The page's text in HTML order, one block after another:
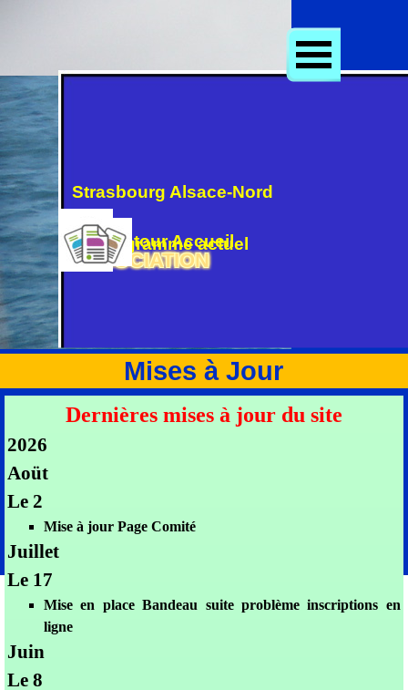
Sauter le menu
ASSOCIATION
.
Strasbourg Alsace-Nord
Retour Accueil
Programme actuel
Mises à Jour
Dernières mises à jour du site
2026
Aoüt
Le 2
Mise à jour Page Comité
Juillet
Le 17
Mise en place Bandeau suite problème inscriptions en
ligne
Juin
Le 8